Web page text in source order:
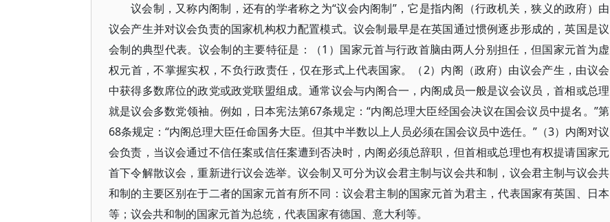
议会制，又称内阁制，还有的学者称之为“议会内阁制”，它是指内阁（行政机关，狭义的政府）由
议会产生并对议会负责的国家机构权力配置模式。议会制最早是在英国通过惯例逐步形成的，英国是议
会制的典型代表。议会制的主要特征是：（1）国家元首与行政首脑由两人分别担任，但国家元首为虚
权元首，不掌握实权，不负行政责任，仅在形式上代表国家。（2）内阁（政府）由议会产生，由议会
中获得多数席位的政党或政党联盟组成。通常议会与内阁合一，内阁成员一般是议会议员，首相或总理
就是议会多数党领袖。例如，日本宪法第67条规定：“内阁总理大臣经国会决议在国会议员中提名。”第
68条规定：“内阁总理大臣任命国务大臣。但其中半数以上人员必须在国会议员中选任。”（3）内阁对议
会负责，当议会通过不信任案或信任案遭到否决时，内阁必须总辞职，但首相或总理也有权提请国家元
首下令解散议会，重新进行议会选举。议会制又可分为议会君主制与议会共和制，议会君主制与议会共
和制的主要区别在于二者的国家元首有所不同：议会君主制的国家元首为君主，代表国家有英国、日本
等；议会共和制的国家元首为总统，代表国家有德国、意大利等。